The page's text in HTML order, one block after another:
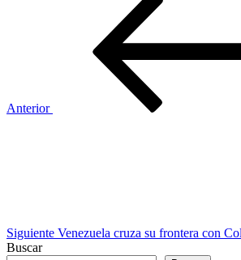
Anterior
Siguiente Venezuela cruza su frontera con
Buscar